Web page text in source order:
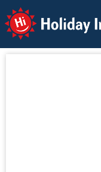
Holiday Info